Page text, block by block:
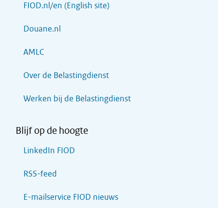
FIOD.nl/en (English site)
Douane.nl
AMLC
Over de Belastingdienst
Werken bij de Belastingdienst
Blijf op de hoogte
LinkedIn FIOD
RSS-feed
E-mailservice FIOD nieuws